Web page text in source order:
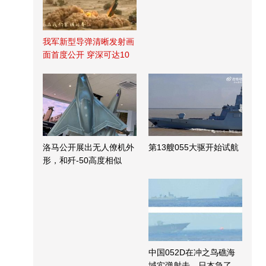
我军新型导弹清晰发射画
面首度公开 穿深可达10
洛马公开展出无人僚机外
形，和歼-50高度相似
第13艘055大驱开始试航
中国052D在冲之鸟礁海